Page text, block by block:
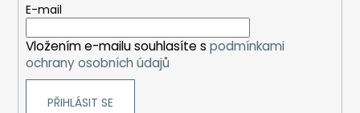
b
e
E-mail
Vložením e-mailu souhlasíte s podmínkami
ochrany osobních údajů
PŘIHLÁSIT SE